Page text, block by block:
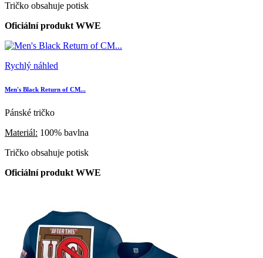
Tričko obsahuje potisk
Oficiální produkt WWE
Rychlý náhled
Men's Black Return of CM...
Pánské tričko
Materiál: 100% bavlna
Tričko obsahuje potisk
Oficiální produkt WWE